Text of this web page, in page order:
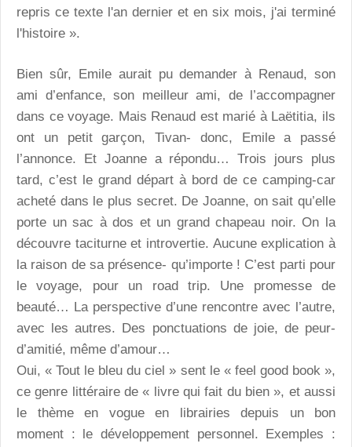
repris ce texte l'an dernier et en six mois, j'ai terminé
l'histoire ».
Bien sûr, Emile aurait pu demander à Renaud, son
ami d’enfance, son meilleur ami, de l’accompagner
dans ce voyage. Mais Renaud est marié à Laëtitia, ils
ont un petit garçon, Tivan- donc, Emile a passé
l’annonce. Et Joanne a répondu… Trois jours plus
tard, c’est le grand départ à bord de ce camping-car
acheté dans le plus secret. De Joanne, on sait qu’elle
porte un sac à dos et un grand chapeau noir. On la
découvre taciturne et introvertie. Aucune explication à
la raison de sa présence- qu’importe ! C’est parti pour
le voyage, pour un road trip. Une promesse de
beauté… La perspective d’une rencontre avec l’autre,
avec les autres. Des ponctuations de joie, de peur-
d’amitié, même d’amour…
Oui, « Tout le bleu du ciel » sent le « feel good book »,
ce genre littéraire de « livre qui fait du bien », et aussi
le thème en vogue en librairies depuis un bon
moment : le développement personnel. Exemples :